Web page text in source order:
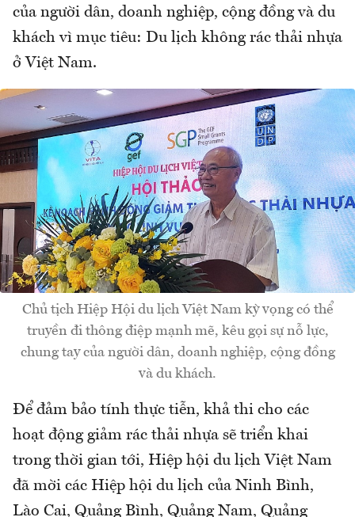
của người dân, doanh nghiệp, cộng đồng và du
khách vì mục tiêu: Du lịch không rác thải nhựa
ở Việt Nam.
Chủ tịch Hiệp Hội du lịch Việt Nam kỳ vọng có thể
truyền đi thông điệp mạnh mẽ, kêu gọi sự nỗ lực,
chung tay của người dân, doanh nghiệp, cộng đồng
và du khách.
Để đảm bảo tính thực tiễn, khả thi cho các
hoạt động giảm rác thải nhựa sẽ triển khai
trong thời gian tới, Hiệp hội du lịch Việt Nam
đã mời các Hiệp hội du lịch của Ninh Bình,
Lào Cai, Quảng Bình, Quảng Nam, Quảng